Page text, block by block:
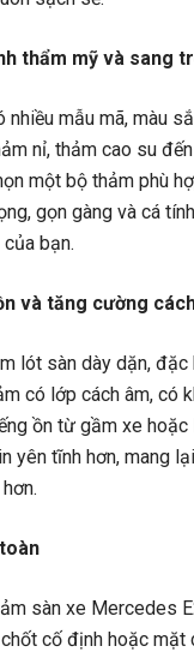
thẩm mỹ và sang
nhiều mẫu mã, màu
nỉ, thảm cao su
một bộ thảm phù
gọn gàng và cá
bạn.
và tăng cường
lót sàn dày dặn, đặc
có lớp cách âm, có
ồn từ gầm xe hoặc
yên tĩnh hơn, mang
sàn xe Mercedes
cố định hoặc mặt